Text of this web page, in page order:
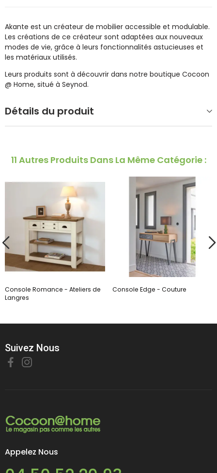
Akante est un créateur de mobilier accessible et modulable.
Les créations de ce créateur sont adaptées aux nouveaux
modes de vie, grâce à leurs fonctionnalités astucieuses et
les matériaux utilisés.
Leurs produits sont à découvrir dans notre boutique Cocoon
@ Home, situé à Seynod.
Détails du produit
11 Autres Produits Dans La Même Catégorie :
Console Romance - Ateliers de
Langres
Console Edge - Couture
Suivez Nous
Appelez Nous